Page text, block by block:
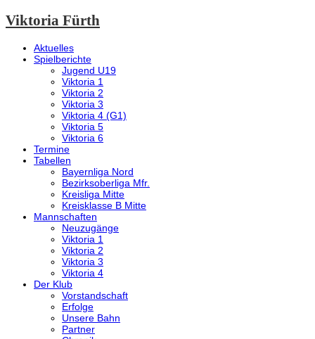
Viktoria Fürth
Aktuelles
Spielberichte
Jugend U19
Viktoria 1
Viktoria 2
Viktoria 3
Viktoria 4 (G1)
Viktoria 5
Viktoria 6
Termine
Tabellen
Bayernliga Nord
Bezirksoberliga Mfr.
Kreisliga Mitte
Kreisklasse B Mitte
Mannschaften
Neuzugänge
Viktoria 1
Viktoria 2
Viktoria 3
Viktoria 4
Der Klub
Vorstandschaft
Erfolge
Unsere Bahn
Partner